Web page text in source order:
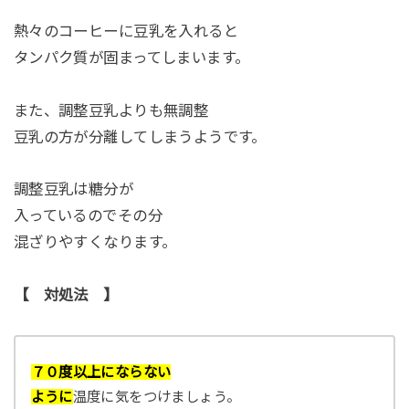
熱々のコーヒーに豆乳を入れると
タンパク質が固まってしまいます。
また、調整豆乳よりも無調整
豆乳の方が分離してしまうようです。
調整豆乳は糖分が
入っているのでその分
混ざりやすくなります。
【 対処法 】
７０度以上にならない
ように温度に気をつけましょう。